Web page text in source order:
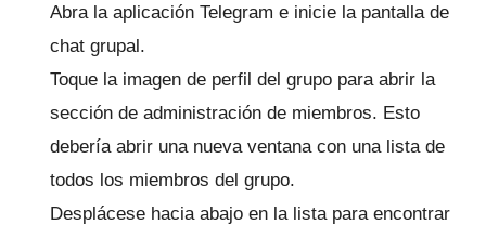
Abra la aplicación Telegram e inicie la pantalla de
chat grupal.
Toque la imagen de perfil del grupo para abrir la
sección de administración de miembros. Esto
debería abrir una nueva ventana con una lista de
todos los miembros del grupo.
Desplácese hacia abajo en la lista para encontrar